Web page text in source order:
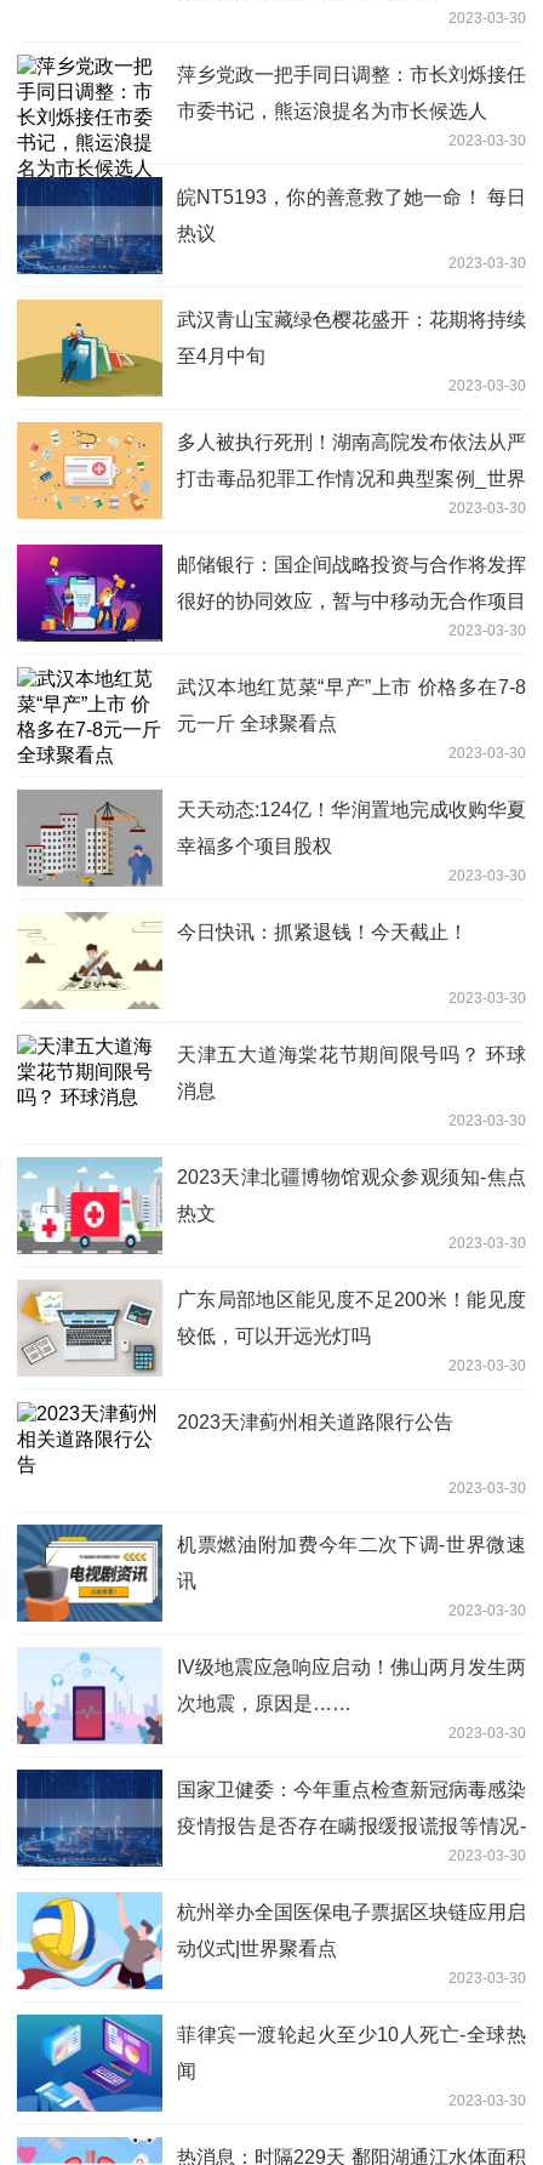
2023-03-30
萍乡党政一把手同日调整：市长刘烁接任
市委书记，熊运浪提名为市长候选人
2023-03-30
皖NT5193，你的善意救了她一命！ 每日
热议
2023-03-30
武汉青山宝藏绿色樱花盛开：花期将持续
至4月中旬
2023-03-30
多人被执行死刑！湖南高院发布依法从严
打击毒品犯罪工作情况和典型案例_世界
2023-03-30
邮储银行：国企间战略投资与合作将发挥
很好的协同效应，暂与中移动无合作项目
2023-03-30
武汉本地红苋菜“早产”上市 价格多在7-8
元一斤 全球聚看点
2023-03-30
天天动态:124亿！华润置地完成收购华夏
幸福多个项目股权
2023-03-30
今日快讯：抓紧退钱！今天截止！
2023-03-30
天津五大道海棠花节期间限号吗？ 环球
消息
2023-03-30
2023天津北疆博物馆观众参观须知-焦点
热文
2023-03-30
广东局部地区能见度不足200米！能见度
较低，可以开远光灯吗
2023-03-30
2023天津蓟州相关道路限行公告
2023-03-30
机票燃油附加费今年二次下调-世界微速
讯
2023-03-30
IV级地震应急响应启动！佛山两月发生两
次地震，原因是……
2023-03-30
国家卫健委：今年重点检查新冠病毒感染
疫情报告是否存在瞒报缓报谎报等情况-
2023-03-30
杭州举办全国医保电子票据区块链应用启
动仪式|世界聚看点
2023-03-30
菲律宾一渡轮起火至少10人死亡-全球热
闻
2023-03-30
热消息：时隔229天 鄱阳湖通江水体面积